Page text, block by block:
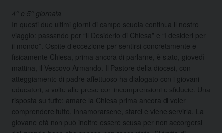
4° e 5° giornata
In questi due ultimi giorni di campo scuola continua il nostro
viaggio: passando per “il Desiderio di Chiesa” e “I desideri per
il mondo”. Ospite d’eccezione per sentirsi concretamente e
fisicamente Chiesa, prima ancora di parlarne, è stato, giovedì
mattina, il Vescovo Armando. Il Pastore della diocesi, con
atteggiamento di padre affettuoso ha dialogato con i giovani
educatori, a volte alle prese con incomprensioni e sfiducie. Una
risposta su tutte: amare la Chiesa prima ancora di voler
comprendere tutto, innamorarsene, starci e viene servirla. La
giovane età non può inoltre essere scusa per non accorgersi